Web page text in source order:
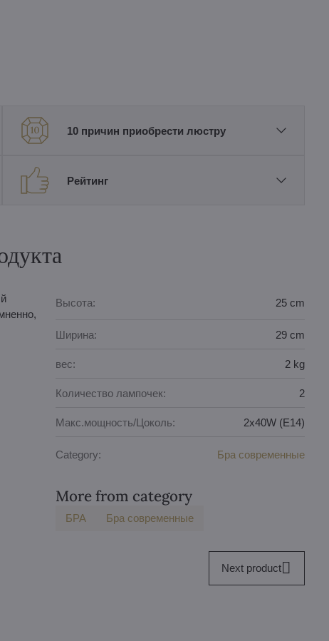
10 причин приобрести люстру
Рейтинг
Высота: 25 cm
Ширина: 29 cm
вес: 2 kg
Количество лампочек: 2
Макс.мощность/Цоколь: 2x40W (E14)
Category: Бра современные
More from category
БPA Бра современные
Next product